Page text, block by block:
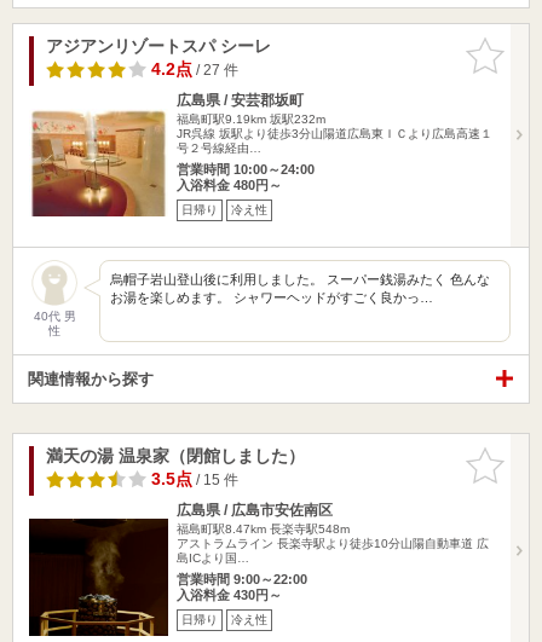
お気に入
りに追加
アジアンリゾートスパ シーレ
4.2点/ 27 件
広島県 / 安芸郡坂町
福島町駅9.19km 坂駅232m
JR呉線 坂駅より徒歩3分山陽道広島東ＩＣより広島高速１
号２号線経由…
営業時間 10:00～24:00
入浴料金 480円～
日帰り 冷え性
40代 男
性
烏帽子岩山登山後に利用しました。 スーパー銭湯みたく 色んな
お湯を楽しめます。 シャワーヘッドがすごく良かっ…
関連情報から探す
お気に入
りに追加
満天の湯 温泉家（閉館しました）
3.5点/ 15 件
広島県 / 広島市安佐南区
福島町駅8.47km 長楽寺駅548m
アストラムライン 長楽寺駅より徒歩10分山陽自動車道 広
島ICより国…
営業時間 9:00～22:00
入浴料金 430円～
日帰り 冷え性